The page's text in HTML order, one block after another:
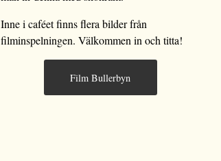
Inne i caféet finns flera bilder från
filminspelningen. Välkommen in och titta!
Film Bullerbyn